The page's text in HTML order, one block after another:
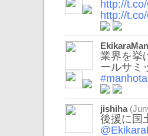
http://
http://
業界を挙
ールサミ
jishiha
後援に国